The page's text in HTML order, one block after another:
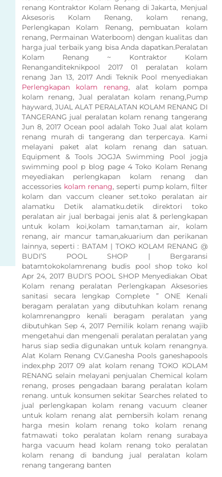
renang Kontraktor Kolam Renang di Jakarta, Menjual
Aksesoris Kolam Renang, kolam renang,
Perlengkapan Kolam Renang, pembuatan kolam
renang, Permainan Waterboom) dengan kualitas dan
harga jual terbaik yang bisa Anda dapatkan.Peralatan
Kolam Renang ~ Kontraktor Kolam
Renanganditeknikpool 2017 01 peralatan kolam
renang Jan 13, 2017 Andi Teknik Pool menyediakan
Perlengkapan kolam renang, alat kolam pompa
kolam renang, Jual peralatan kolam renang,Pump
hayward, JUAL ALAT PERALATAN KOLAM RENANG DI
TANGERANG jual peralatan kolam renang tangerang
Jun 8, 2017 Ocean pool adalah Toko Jual alat kolam
renang murah di tangerang dan terpercaya. Kami
melayani paket alat kolam renang dan satuan.
Equipment & Tools JOGJA Swimming Pool jogja
swimming pool p blog page 4 Toko Kolam Renang
meyediakan perlengkapan kolam renang dan
accessories kolam renang, seperti pump kolam, filter
kolam dan vaccum cleaner set.toko peralatan air
alamatku Detik alamatku.detik direktori toko
peralatan air jual berbagai jenis alat & perlengkapan
untuk kolam koi,kolam taman,taman air, kolam
renang, air mancur taman,akuarium dan perikanan
lainnya, seperti : BATAM | TOKO KOLAM RENANG @
BUDI’S POOL SHOP | Bergaransi
batamtokokolamrenang budis pool shop toko kol
Apr 24, 2017 BUDI’S POOL SHOP Menyediakan Obat
Kolam renang peralatan Perlengkapan Aksesories
sanitasi secara lengkap Complete ” ONE Kenali
beragam peralatan yang dibutuhkan kolam renang
kolamrenangpro kenali beragam peralatan yang
dibutuhkan Sep 4, 2017 Pemilik kolam renang wajib
mengetahui dan mengenali peralatan peralatan yang
harus siap sedia digunakan untuk kolam renangnya.
Alat Kolam Renang CV.Ganesha Pools ganeshapools
index.php 2017 09 alat kolam renang TOKO KOLAM
RENANG selain melayani penjualan Chemical kolam
renang, proses pengadaan barang peralatan kolam
renang. untuk konsumen sekitar Searches related to
jual perlengkapan kolam renang vacuum cleaner
untuk kolam renang alat pembersih kolam renang
harga mesin kolam renang toko kolam renang
fatmawati toko peralatan kolam renang surabaya
harga vacuum head kolam renang toko peralatan
kolam renang di bandung jual peralatan kolam
renang tangerang banten